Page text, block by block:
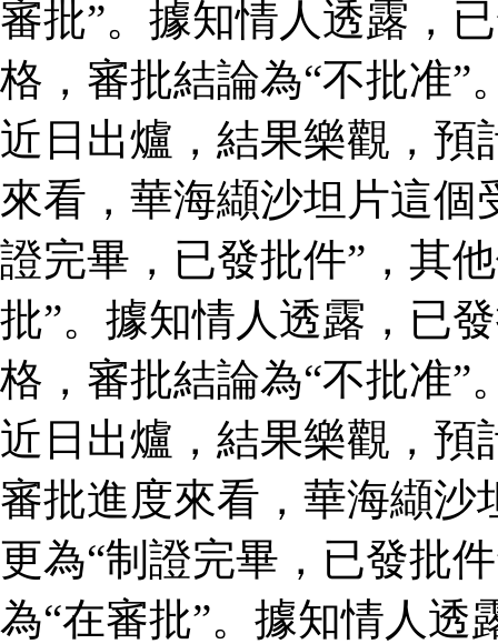
審批”。據知情人透露，
格，審批結論為“不批准”
近日出爐，結果樂觀，預
來看，華海纈沙坦片這個
證完畢，已發批件”，其
批”。據知情人透露，已
格，審批結論為“不批准”
近日出爐，結果樂觀，
審批進度來看，華海纈沙
更為“制證完畢，已發批
為“在審批”。據知情人透